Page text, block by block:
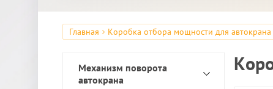
Главная Коробка отбора мощности для автокрана
Механизм поворота
автокрана